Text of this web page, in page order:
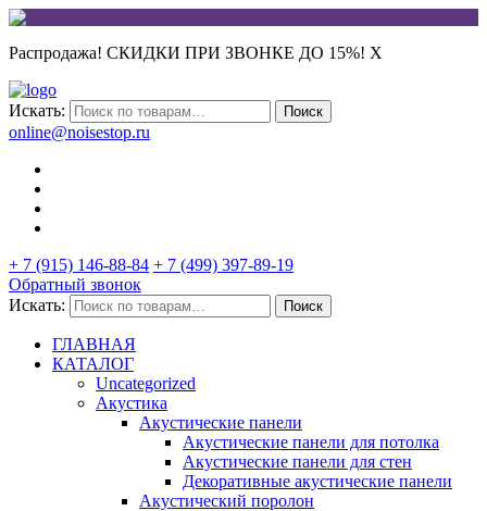
Распродажа! СКИДКИ ПРИ ЗВОНКЕ ДО 15%! X
Искать: Поиск
online@noisestop.ru
+ 7 (915) 146-88-84 + 7 (499) 397-89-19
Обратный звонок
Искать:
Поиск
ГЛАВНАЯ
КАТАЛОГ
Uncategorized
Акустика
Акустические панели
Акустические панели для потолка
Акустические панели для стен
Декоративные акустические панели
Акустический поролон